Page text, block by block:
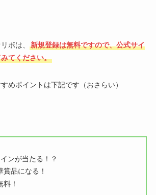
ボは、
新規登録は無料ですので、公式サイ
てください。
めポイントは下記です（おさらい）
ンが当たる！？
品になる！
！